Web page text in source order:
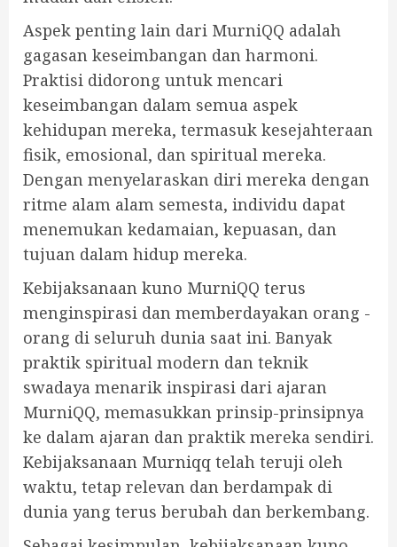
Aspek penting lain dari MurniQQ adalah
gagasan keseimbangan dan harmoni.
Praktisi didorong untuk mencari
keseimbangan dalam semua aspek
kehidupan mereka, termasuk kesejahteraan
fisik, emosional, dan spiritual mereka.
Dengan menyelaraskan diri mereka dengan
ritme alam alam semesta, individu dapat
menemukan kedamaian, kepuasan, dan
tujuan dalam hidup mereka.
Kebijaksanaan kuno MurniQQ terus
menginspirasi dan memberdayakan orang -
orang di seluruh dunia saat ini. Banyak
praktik spiritual modern dan teknik
swadaya menarik inspirasi dari ajaran
MurniQQ, memasukkan prinsip-prinsipnya
ke dalam ajaran dan praktik mereka sendiri.
Kebijaksanaan Murniqq telah teruji oleh
waktu, tetap relevan dan berdampak di
dunia yang terus berubah dan berkembang.